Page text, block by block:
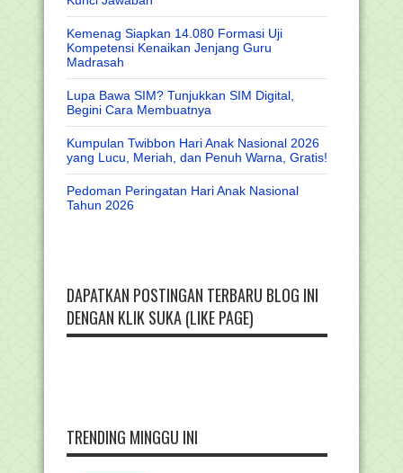
Kemenag Siapkan 14.080 Formasi Uji
Kompetensi Kenaikan Jenjang Guru
Madrasah
Lupa Bawa SIM? Tunjukkan SIM Digital,
Begini Cara Membuatnya
Kumpulan Twibbon Hari Anak Nasional 2026
yang Lucu, Meriah, dan Penuh Warna, Gratis!
Pedoman Peringatan Hari Anak Nasional
Tahun 2026
DAPATKAN POSTINGAN TERBARU BLOG INI
DENGAN KLIK SUKA (LIKE PAGE)
TRENDING MINGGU INI